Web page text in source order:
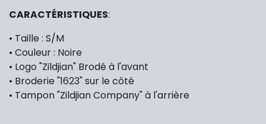
CARACTÉRISTIQUES:
• Taille : S/M
• Couleur : Noire
• Logo "Zildjian" Brodé à l'avant
• Broderie "1623" sur le côté
• Tampon "Zildjian Company" à l'arrière